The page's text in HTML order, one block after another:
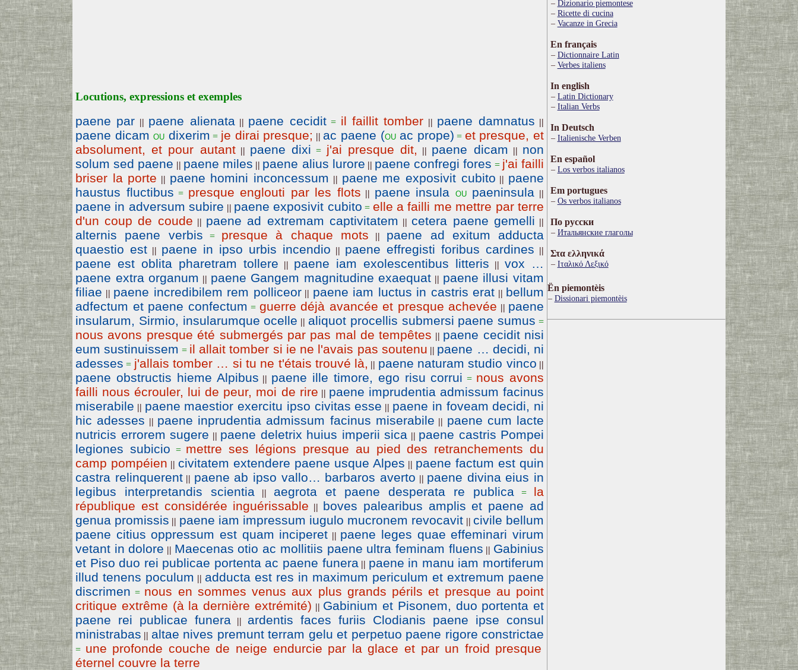
Locutions, expressions et exemples
paene par || paene alienata || paene cecidit= il faillit tomber || paene damnatus ||
paene dicamou dixerim = je dirai presque; || ac paene (ouac prope) = et presque, et
absolument, et pour autant || paene dixi = j'ai presque dit, || paene dicam || non
solum sed paene || paene miles || paene alius lurore || paene confregi fores = j'ai failli
briser la porte || paene homini inconcessum || paene me exposivit cubito || paene
haustus fluctibus = presque englouti par les flots || paene insula oupaeninsula ||
paene in adversum subire || paene exposivit cubito = elle a failli me mettre par terre
d'un coup de coude || paene ad extremam captivitatem || cetera paene gemelli ||
alternis paene verbis = presque à chaque mots ||
paene ad exitum adducta
quaestio est || paene in ipso urbis incendio || paene effregisti foribus cardines ||
paene est oblita pharetram tollere || paene iam exolescentibus litteris || vox …
paene extra organum || paene Gangem magnitudine exaequat || paene illusi vitam
filiae || paene incredibilem rem polliceor || paene iam luctus in castris erat || bellum
adfectum et paene confectum = guerre déjà avancée et presque achevée || paene
insularum, Sirmio, insularumque ocelle || aliquot procellis submersi paene sumus =
nous avons presque été submergés par pas mal de tempêtes || paene cecidit nisi
eum sustinuissem = il allait tomber si ie ne l'avais pas soutenu || paene … decidi, ni
adesses = j'allais tomber … si tu ne t'étais trouvé là, || paene naturam studio vinco ||
paene obstructis hieme Alpibus || paene ille timore, ego risu corrui = nous avons
failli nous écrouler, lui de peur, moi de rire || paene imprudentia admissum facinus
miserabile || paene maestior exercitu ipso civitas esse || paene in foveam decidi, ni
hic adesses || paene inprudentia admissum facinus miserabile || paene cum lacte
nutricis errorem sugere || paene deletrix huius imperii sica || paene castris Pompei
legiones subicio = mettre ses légions presque au pied des retranchements du
camp pompéien || civitatem extendere paene usque Alpes || paene factum est quin
castra relinquerent || paene ab ipso vallo… barbaros averto || paene divina eius in
legibus interpretandis scientia
|| aegrota et paene desperata re publica = la
république est considérée inguérissable || boves palearibus amplis et paene ad
genua promissis || paene iam impressum iugulo mucronem revocavit || civile bellum
paene citius oppressum est quam inciperet || paene leges quae effeminari virum
vetant in dolore || Maecenas otio ac mollitiis paene ultra feminam fluens || Gabinius
et Piso duo rei publicae portenta ac paene funera || paene in manu iam mortiferum
illud tenens poculum || adducta est res in maximum periculum et extremum paene
discrimen = nous en sommes venus aux plus grands périls et presque au point
critique extrême (à la dernière extrémité) || Gabinium et Pisonem, duo portenta et
paene rei publicae funera
||
ardentis faces furiis Clodianis paene ipse consul
ministrabas || altae nives premunt terram gelu et perpetuo paene rigore constrictae
= une profonde couche de neige endurcie par la glace et par un froid presque
éternel couvre la terre
Dizionario piemontese
Ricette di cucina
Vacanze in Grecia
En français
Dictionnaire Latin
Verbes italiens
In english
Latin Dictionary
Italian Verbs
In Deutsch
Italienische Verben
En español
Los verbos italianos
Em portugues
Os verbos italianos
По русски
Итальянские глаголы
Στα ελληνικά
Ιταλικό Λεξικό
Ën piemontèis
Dissionari piemontèis